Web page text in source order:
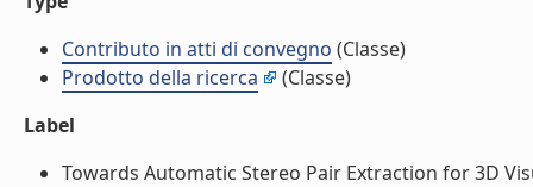
Contributo in atti di convegno (Classe)
Prodotto della ricerca
(Classe)
Label
Towards Automatic Stereo Pair Extraction for 3D